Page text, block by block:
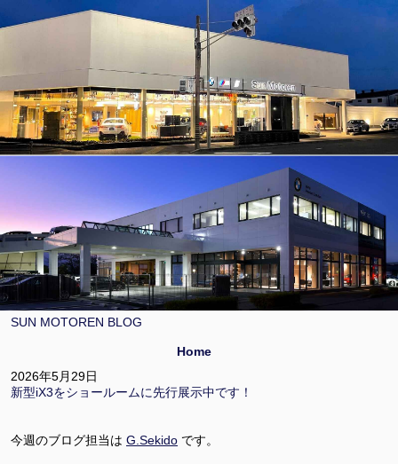
SUN MOTOREN BLOG
Home
2026年5月29日
新型iX3をショールームに先行展示中です！
今週のブログ担当は G.Sekido です。